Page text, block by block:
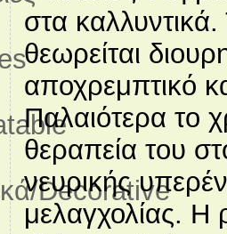
Decorative
στα
θεωρείται
αποχρεμπτικό
Παλαιότερα το
θεραπεία του
νευρικής
μελαγχολίας. Η